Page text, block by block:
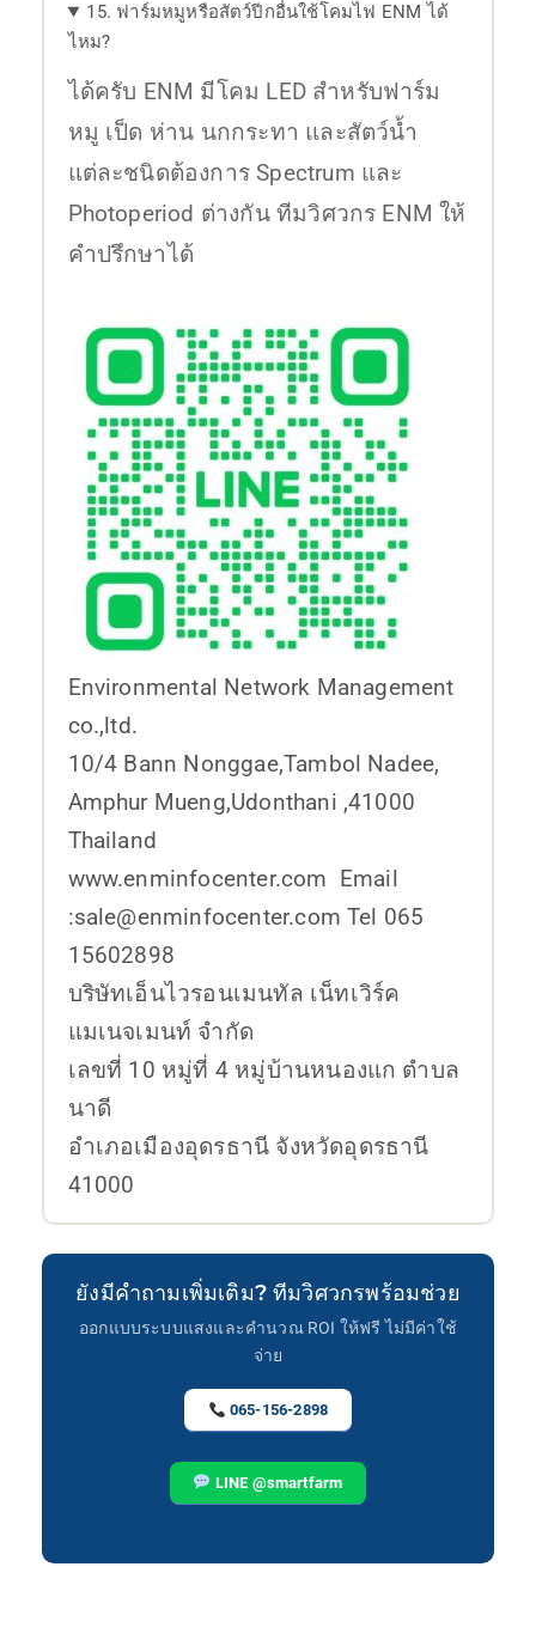
15. ฟาร์มหมูหรือสัตว์ปีกอื่นใช้โคมไฟ ENM ได้
ไหม?
ได้ครับ ENM มีโคม LED สำหรับฟาร์ม
หมู เป็ด ห่าน นกกระทา และสัตว์น้ำ
แต่ละชนิดต้องการ Spectrum และ
Photoperiod ต่างกัน ทีมวิศวกร ENM ให้
คำปรึกษาได้
Environmental Network Management
co.,ltd.
10/4 Bann Nonggae,Tambol Nadee,
Amphur Mueng,Udonthani ,41000
Thailand
www.enminfocenter.com Email
:sale@enminfocenter.com Tel 065
15602898
บริษัทเอ็นไวรอนเมนทัล เน็ทเวิร์ค
แมเนจเมนท์ จำกัด
เลขที่ 10 หมู่ที่ 4 หมู่บ้านหนองแก ตำบล
นาดี
อำเภอเมืองอุดรธานี จังหวัดอุดรธานี
41000
ยังมีคำถามเพิ่มเติม? ทีมวิศวกรพร้อมช่วย
ออกแบบระบบแสงและคำนวณ ROI ให้ฟรี ไม่มีค่าใช้
จ่าย
065-156-2898
LINE @smartfarm